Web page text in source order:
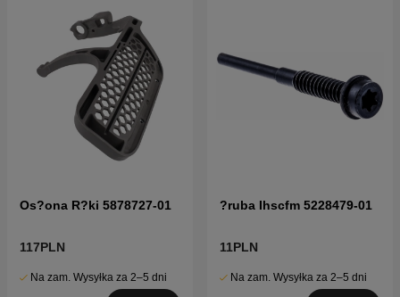
Os?ona R?ki 5878727-01
117PLN
Na zam. Wysyłka za 2–5 dni
?ruba Ihscfm 5228479-01
11PLN
Na zam. Wysyłka za 2–5 dni